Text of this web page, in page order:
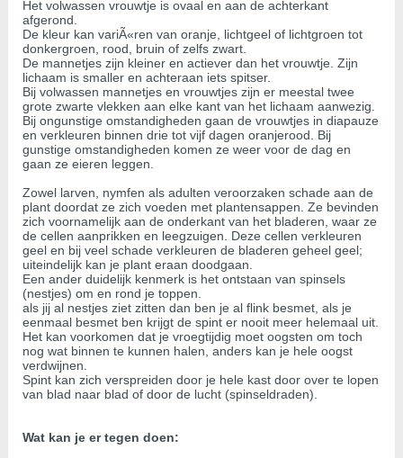
Het volwassen vrouwtje is ovaal en aan de achterkant
afgerond.
De kleur kan variÃ«ren van oranje, lichtgeel of lichtgroen tot
donkergroen, rood, bruin of zelfs zwart.
De mannetjes zijn kleiner en actiever dan het vrouwtje. Zijn
lichaam is smaller en achteraan iets spitser.
Bij volwassen mannetjes en vrouwtjes zijn er meestal twee
grote zwarte vlekken aan elke kant van het lichaam aanwezig.
Bij ongunstige omstandigheden gaan de vrouwtjes in diapauze
en verkleuren binnen drie tot vijf dagen oranjerood. Bij
gunstige omstandigheden komen ze weer voor de dag en
gaan ze eieren leggen.
Zowel larven, nymfen als adulten veroorzaken schade aan de
plant doordat ze zich voeden met plantensappen. Ze bevinden
zich voornamelijk aan de onderkant van het bladeren, waar ze
de cellen aanprikken en leegzuigen. Deze cellen verkleuren
geel en bij veel schade verkleuren de bladeren geheel geel;
uiteindelijk kan je plant eraan doodgaan.
Een ander duidelijk kenmerk is het ontstaan van spinsels
(nestjes) om en rond je toppen.
als jij al nestjes ziet zitten dan ben je al flink besmet, als je
eenmaal besmet ben krijgt de spint er nooit meer helemaal uit.
Het kan voorkomen dat je vroegtijdig moet oogsten om toch
nog wat binnen te kunnen halen, anders kan je hele oogst
verdwijnen.
Spint kan zich verspreiden door je hele kast door over te lopen
van blad naar blad of door de lucht (spinseldraden).
Wat kan je er tegen doen: